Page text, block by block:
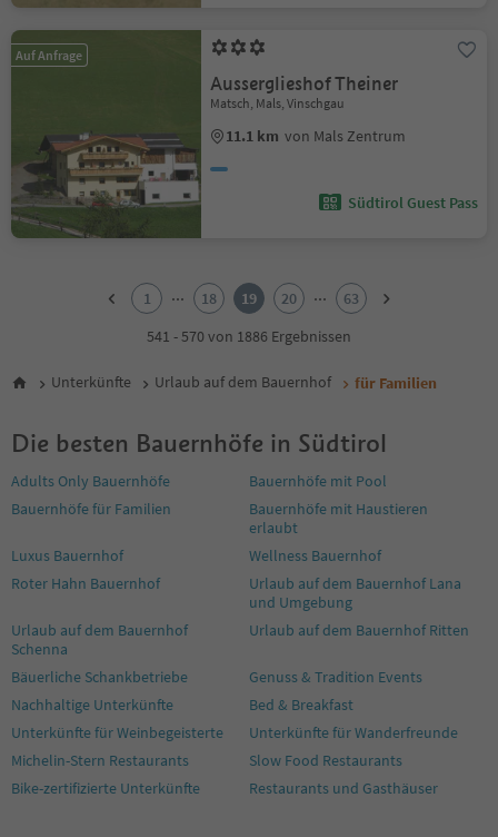
Auf Anfrage
Ausserglieshof Theiner
Matsch, Mals, Vinschgau
11.1 km von Mals Zentrum
Südtirol Guest Pass
6
9
11
12
14
15
17
18
19
20
21
22
23
24
25
1 ... 18 19 20 ...
63
541 - 570 von 1886 Ergebnissen
Unterkünfte Urlaub auf dem Bauernhof für Familien
Die besten Bauernhöfe in Südtirol
Adults Only Bauernhöfe
Bauernhöfe mit Pool
Bauernhöfe für Familien
Bauernhöfe mit Haustieren
erlaubt
Luxus Bauernhof
Wellness Bauernhof
Roter Hahn Bauernhof
Urlaub auf dem Bauernhof Lana
und Umgebung
Urlaub auf dem Bauernhof
Schenna
Urlaub auf dem Bauernhof Ritten
Bäuerliche Schankbetriebe
Genuss & Tradition Events
Nachhaltige Unterkünfte
Bed & Breakfast
Unterkünfte für Weinbegeisterte
Unterkünfte für Wanderfreunde
Michelin-Stern Restaurants
Slow Food Restaurants
Bike-zertifizierte Unterkünfte
Restaurants und Gasthäuser